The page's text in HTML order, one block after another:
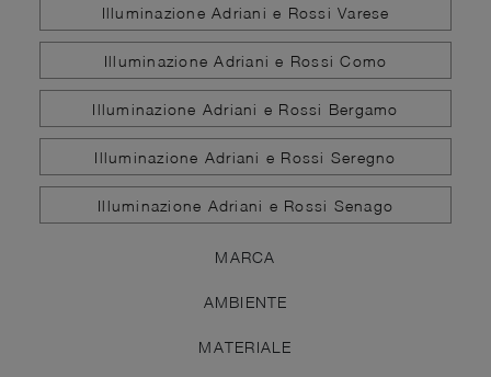
Illuminazione Adriani e Rossi Varese
Illuminazione Adriani e Rossi Como
Illuminazione Adriani e Rossi Bergamo
Illuminazione Adriani e Rossi Seregno
Illuminazione Adriani e Rossi Senago
MARCA
AMBIENTE
MATERIALE